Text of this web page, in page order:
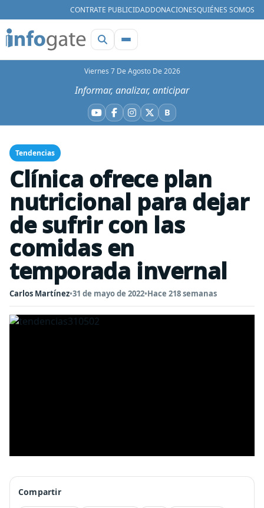
CONTRATE PUBLICIDADDONACIONESQUIÉNES SOMOS
Viernes 7 De Agosto De 2026
Informar, analizar, anticipar
YouTube
Facebook
Instagram
X BBluesky
Tendencias
Clínica ofrece plan
nutricional para dejar
de sufrir con las
comidas en
temporada invernal
Carlos Martínez•31 de mayo de 2022•Hace 218 semanas
Compartir